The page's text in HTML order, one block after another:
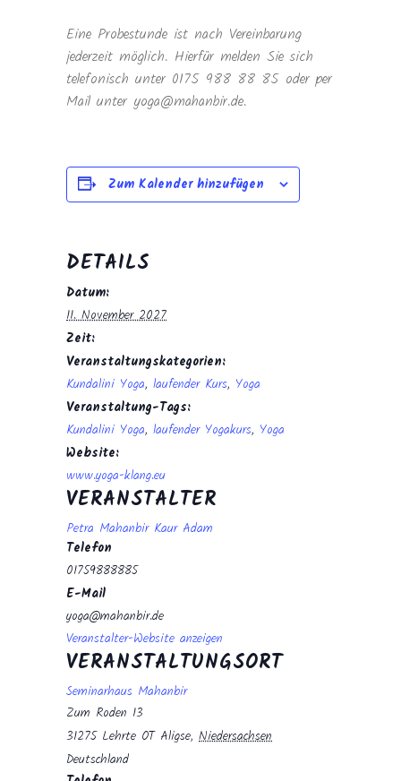
Eine Probestunde ist nach Vereinbarung
jederzeit möglich. Hierfür melden Sie sich
telefonisch unter 0175 988 88 85 oder per
Mail unter yoga@mahanbir.de.
Zum Kalender hinzufügen
DETAILS
Datum:
11. November 2027
Zeit:
Veranstaltungskategorien:
Kundalini Yoga, laufender Kurs, Yoga
Veranstaltung-Tags:
Kundalini Yoga, laufender Yogakurs, Yoga
Website:
www.yoga-klang.eu
VERANSTALTUNGSORT
Seminarhaus Mahanbir
Zum Roden 13
31275 Lehrte OT Aligse, Niedersachsen
Deutschland
VERANSTALTER
Petra Mahanbir Kaur Adam
Telefon
01759888885
E-Mail
yoga@mahanbir.de
Veranstalter-Website anzeigen